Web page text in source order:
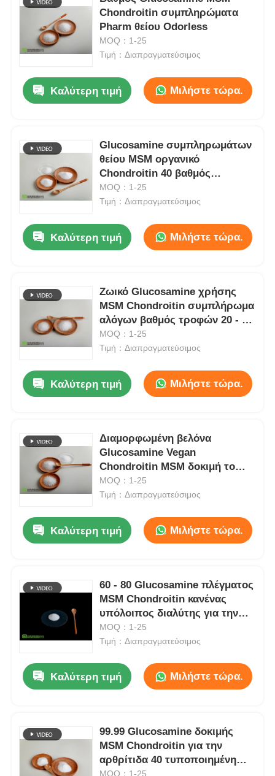
Προϊόντα
Βίντεο
Σχετικά με εμάς
Έλεγχος ποιότητας
Σκόνη MSM
MSM Μεθυλσουλφονυλομεθάνιο
Διμεθυλικό Sulfone MSM
Chondroitin συμπληρώματα
Pharm θείου Odorless
MOQ：1-25
Τιμή：Διαπραγματεύσιμος
Καλύτερη τιμή Μιλήστε τώρα.
Glucosamine συμπληρωμάτων
θείου MSM οργανικό
Chondroitin 40 βαθμός
τροφίμων πλέγματος
MOQ：1-25
Τιμή：Διαπραγματεύσιμος
Καλύτερη τιμή Μιλήστε τώρα.
Ζωικό Glucosamine χρήσης
MSM Chondroitin συμπλήρωμα
αλόγων βαθμός τροφών 20 - 40
πλέγματος
MOQ：1-25
Τιμή：Διαπραγματεύσιμος
Καλύτερη τιμή Μιλήστε τώρα.
Διαμορφωμένη βελόνα
Glucosamine Vegan
Chondroitin MSM δοκιμή το
αργότερο έως την υψηλή
αγνότητα 99,9%
MOQ：1-25
Τιμή：Διαπραγματεύσιμος
Καλύτερη τιμή Μιλήστε τώρα.
60 - 80 Glucosamine πλέγματος
MSM Chondroitin κανένας
υπόλοιπος διαλύτης για την
ταμπλέτα
MOQ：1-25
Τιμή：Διαπραγματεύσιμος
Καλύτερη τιμή Μιλήστε τώρα.
99.99 Glucosamine δοκιμής
MSM Chondroitin για την
αρθρίτιδα 40 τυποποιημένη
άσπρη σκόνη πλέγματος USP
MOQ：1-25